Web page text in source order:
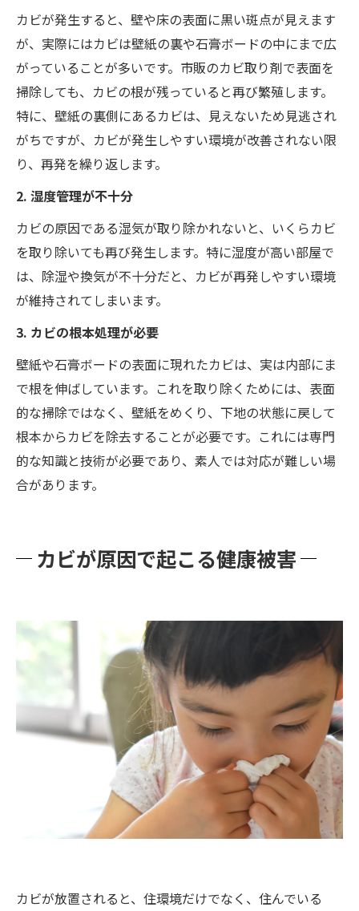
カビが発生すると、壁や床の表面に黒い斑点が見えます
が、実際にはカビは壁紙の裏や石膏ボードの中にまで広
がっていることが多いです。市販のカビ取り剤で表面を
掃除しても、カビの根が残っていると再び繁殖します。
特に、壁紙の裏側にあるカビは、見えないため見逃され
がちですが、カビが発生しやすい環境が改善されない限
り、再発を繰り返します。
2. 湿度管理が不十分
カビの原因である湿気が取り除かれないと、いくらカビ
を取り除いても再び発生します。特に湿度が高い部屋で
は、除湿や換気が不十分だと、カビが再発しやすい環境
が維持されてしまいます。
3. カビの根本処理が必要
壁紙や石膏ボードの表面に現れたカビは、実は内部にま
で根を伸ばしています。これを取り除くためには、表面
的な掃除ではなく、壁紙をめくり、下地の状態に戻して
根本からカビを除去することが必要です。これには専門
的な知識と技術が必要であり、素人では対応が難しい場
合があります。
カビが原因で起こる健康被害
カビが放置されると、住環境だけでなく、住んでいる